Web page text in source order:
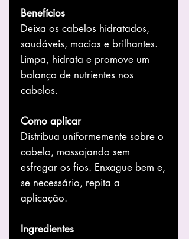
Benefícios
Deixa os cabelos hidratados,
saudáveis, macios e brilhantes.
Limpa, hidrata e promove um
balanço de nutrientes nos
cabelos.
Como aplicar
Distribua uniformemente sobre o
cabelo, massajando sem
esfregar os fios. Enxague bem e,
se necessário, repita a
aplicação.
Ingredientes